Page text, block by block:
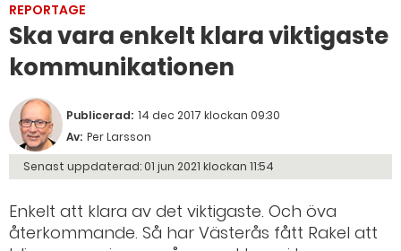
REPORTAGE
Ska vara enkelt klara viktigaste
kommunikationen
Publicerad: 14 dec 2017 klockan 09:30
Av: Per Larsson
Senast uppdaterad: 01 jun 2021 klockan 11:54
Enkelt att klara av det viktigaste. Och öva
återkommande. Så har Västerås fått Rakel att